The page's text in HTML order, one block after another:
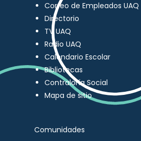
Correo de Empleados UAQ
Directorio
TV UAQ
Radio UAQ
Calendario Escolar
Bibliotecas
Contraloría Social
Mapa de sitio
Comunidades